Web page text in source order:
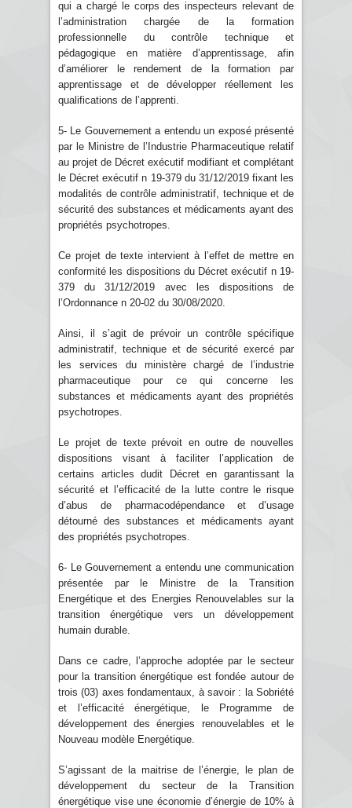
qui a chargé le corps des inspecteurs relevant de
l’administration chargée de la formation
professionnelle du contrôle technique et
pédagogique en matière d’apprentissage, afin
d’améliorer le rendement de la formation par
apprentissage et de développer réellement les
qualifications de l’apprenti.
5- Le Gouvernement a entendu un exposé présenté
par le Ministre de l’Industrie Pharmaceutique relatif
au projet de Décret exécutif modifiant et complétant
le Décret exécutif n 19-379 du 31/12/2019 fixant les
modalités de contrôle administratif, technique et de
sécurité des substances et médicaments ayant des
propriétés psychotropes.
Ce projet de texte intervient à l’effet de mettre en
conformité les dispositions du Décret exécutif n 19-
379 du 31/12/2019 avec les dispositions de
l’Ordonnance n 20-02 du 30/08/2020.
Ainsi, il s’agit de prévoir un contrôle spécifique
administratif, technique et de sécurité exercé par
les services du ministère chargé de l’industrie
pharmaceutique pour ce qui concerne les
substances et médicaments ayant des propriétés
psychotropes.
Le projet de texte prévoit en outre de nouvelles
dispositions visant à faciliter l’application de
certains articles dudit Décret en garantissant la
sécurité et l’efficacité de la lutte contre le risque
d’abus de pharmacodépendance et d’usage
détourné des substances et médicaments ayant
des propriétés psychotropes.
6- Le Gouvernement a entendu une communication
présentée par le Ministre de la Transition
Energétique et des Energies Renouvelables sur la
transition énergétique vers un développement
humain durable.
Dans ce cadre, l’approche adoptée par le secteur
pour la transition énergétique est fondée autour de
trois (03) axes fondamentaux, à savoir : la Sobriété
et l’efficacité énergétique, le Programme de
développement des énergies renouvelables et le
Nouveau modèle Energétique.
S’agissant de la maitrise de l’énergie, le plan de
développement du secteur de la Transition
énergétique vise une économie d’énergie de 10% à